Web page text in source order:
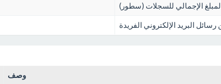
الإجمالي للسجلات (سطور)
البريد الإلكتروني الفريدة
وصف